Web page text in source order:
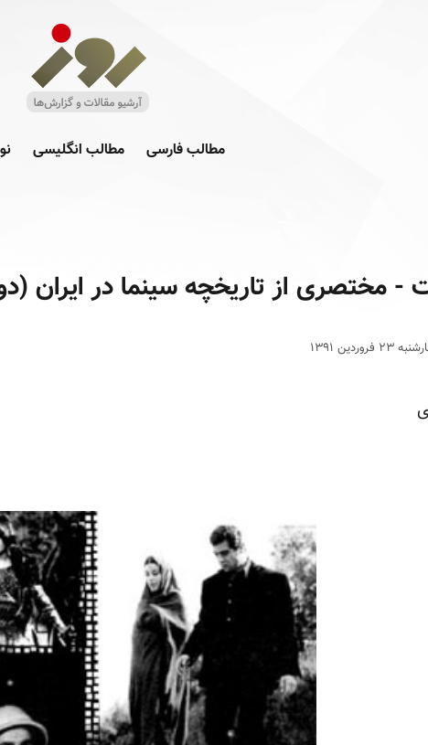
مطالب فارسی مطالب انگلیسی
- مختصری از تاریخچه سینما در ایران
۲۳ فروردين ۱۳۹۱